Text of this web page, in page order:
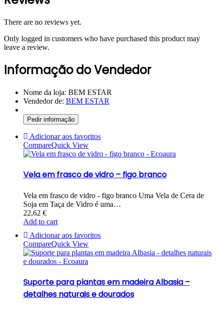
There are no reviews yet.
Only logged in customers who have purchased this product may
leave a review.
Informação do Vendedor
Nome da loja: BEM ESTAR
Vendedor de: BEM ESTAR
Pedir informação
Adicionar aos favoritos
CompareQuick View
Vela em frasco de vidro – figo branco
Vela em frasco de vidro - figo branco Uma Vela de Cera de
Soja em Taça de Vidro é uma…
22,62 €
Add to cart
Adicionar aos favoritos
CompareQuick View
Suporte para plantas em madeira Albasia –
detalhes naturais e dourados